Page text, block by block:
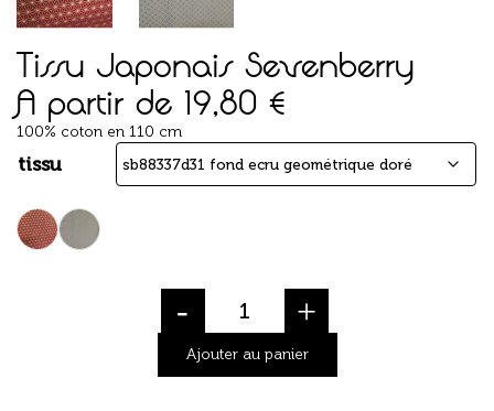
Tissu Japonais Sevenberry
A partir de 19,80 €
100% coton en 110 cm
tissu
- +
Ajouter au panier